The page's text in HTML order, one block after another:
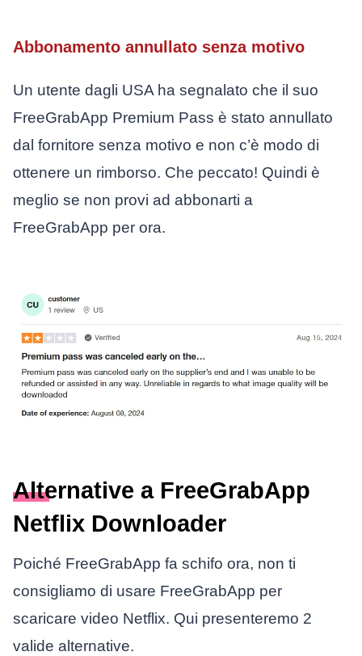
Abbonamento annullato senza motivo
Un utente dagli USA ha segnalato che il suo
FreeGrabApp Premium Pass è stato annullato
dal fornitore senza motivo e non c’è modo di
ottenere un rimborso. Che peccato! Quindi è
meglio se non provi ad abbonarti a
FreeGrabApp per ora.
Alternative a FreeGrabApp
Netflix Downloader
Poiché FreeGrabApp fa schifo ora, non ti
consigliamo di usare FreeGrabApp per
scaricare video Netflix. Qui presenteremo 2
valide alternative.